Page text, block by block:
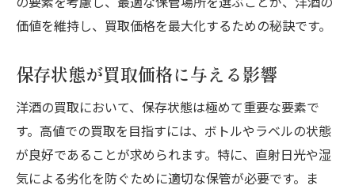
価値を維持し、買取価格を最大化するための秘訣です。
保存状態が買取価格に与える影響
洋酒の買取において、保存状態は極めて重要な要素で
す。高値での買取を目指すには、ボトルやラベルの状態
が良好であることが求められます。特に、直射日光や湿
気による劣化を防ぐために適切な保管が必要です。ま